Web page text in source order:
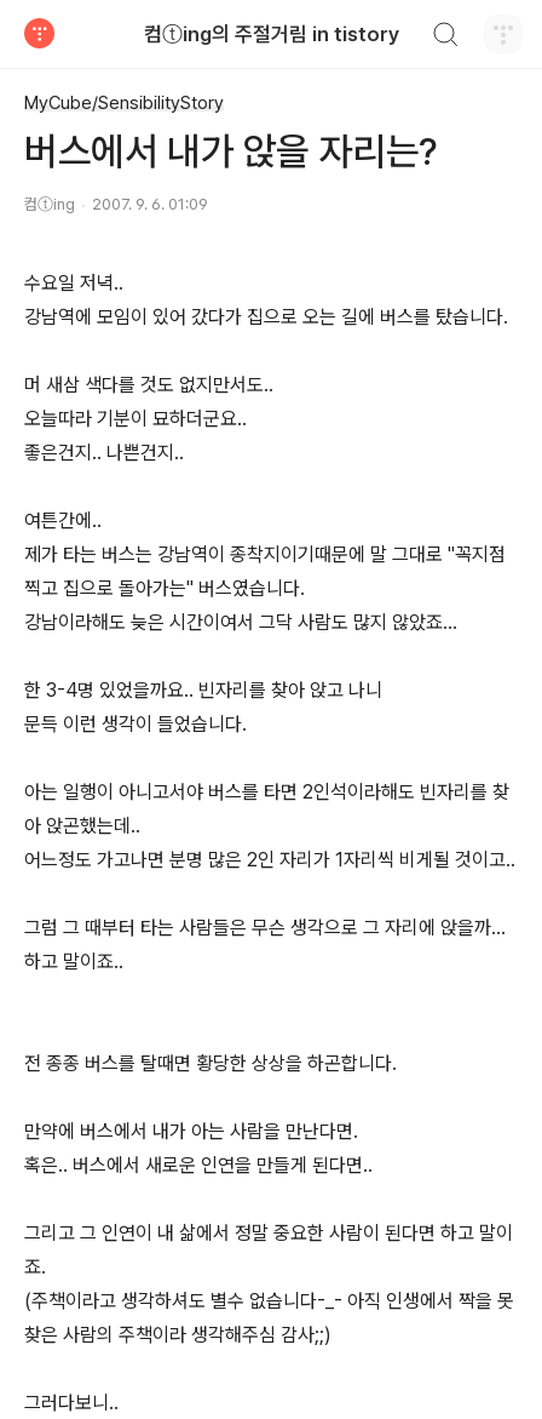
컴ⓣing의 주절거림 in tistory
MyCube/SensibilityStory
버스에서 내가 앉을 자리는?
컴ⓣing 2007. 9. 6. 01:09
수요일 저녁..
강남역에 모임이 있어 갔다가 집으로 오는 길에 버스를 탔습니다.
머 새삼 색다를 것도 없지만서도..
오늘따라 기분이 묘하더군요..
좋은건지.. 나쁜건지..
여튼간에..
제가 타는 버스는 강남역이 종착지이기때문에 말 그대로 "꼭지점
찍고 집으로 돌아가는" 버스였습니다.
강남이라해도 늦은 시간이여서 그닥 사람도 많지 않았죠...
한 3-4명 있었을까요.. 빈자리를 찾아 앉고 나니
문득 이런 생각이 들었습니다.
아는 일행이 아니고서야 버스를 타면 2인석이라해도 빈자리를 찾
아 앉곤했는데..
어느정도 가고나면 분명 많은 2인 자리가 1자리씩 비게될 것이고..
그럼 그 때부터 타는 사람들은 무슨 생각으로 그 자리에 앉을까...
하고 말이죠..
전 종종 버스를 탈때면 황당한 상상을 하곤합니다.
만약에 버스에서 내가 아는 사람을 만난다면.
혹은.. 버스에서 새로운 인연을 만들게 된다면..
그리고 그 인연이 내 삶에서 정말 중요한 사람이 된다면 하고 말이
죠.
(주책이라고 생각하셔도 별수 없습니다-_- 아직 인생에서 짝을 못
찾은 사람의 주책이라 생각해주심 감사;;)
그러다보니..